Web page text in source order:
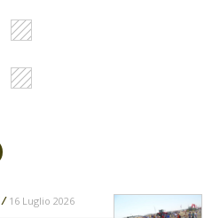
16 Luglio 2026